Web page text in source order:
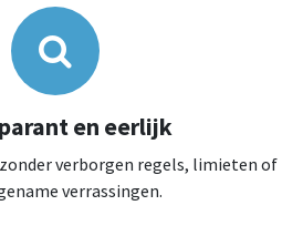
en eerlijk
verborgen regels, limieten of
verrassingen.